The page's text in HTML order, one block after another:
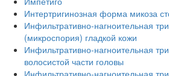
Интертригинозная форма микоза
Инфильтративно-нагноительная
(микроспория) гладкой кожи
Инфильтративно-нагноительная
волосистой части головы
Инфильтративно-нагноительная